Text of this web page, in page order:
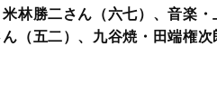
林勝二さん（六七）、音楽・
（五二）、九谷焼・田端権次